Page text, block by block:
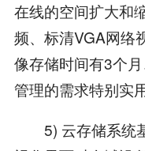
在线的空间扩大和
频、标清VGA网络
像存储时间有3个
管理的需求特别实用
5) 云存储系统